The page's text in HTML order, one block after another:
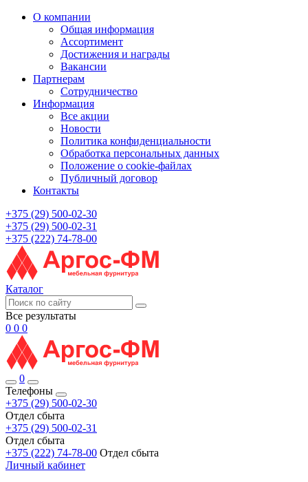
О компании
Общая информация
Ассортимент
Достижения и награды
Вакансии
Партнерам
Сотрудничество
Информация
Все акции
Новости
Политика конфиденциальности
Обработка персональных данных
Положение о cookie-файлах
Публичный договор
Контакты
+375 (29) 500-02-30
+375 (29) 500-02-31
+375 (222) 74-78-00
Каталог
Все результаты
0 0 0
0
Телефоны
+375 (29) 500-02-30
Отдел сбыта
+375 (29) 500-02-31
Отдел сбыта
+375 (222) 74-78-00 Отдел сбыта
Личный кабинет